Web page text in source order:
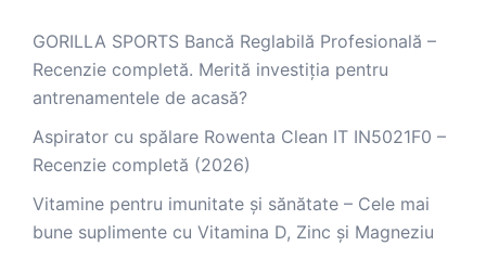
GORILLA SPORTS Bancă Reglabilă Profesională –
Recenzie completă. Merită investiția pentru
antrenamentele de acasă?
Aspirator cu spălare Rowenta Clean IT IN5021F0 –
Recenzie completă (2026)
Vitamine pentru imunitate și sănătate – Cele mai
bune suplimente cu Vitamina D, Zinc și Magneziu